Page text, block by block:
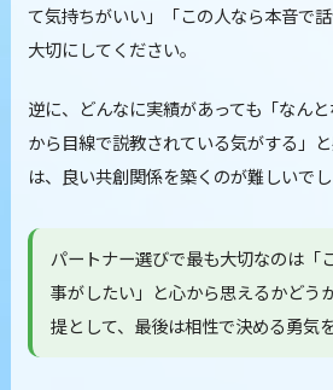
て気持ちがいい」「この人なら本音で
大切にしてください。
逆に、どんなに実績があっても「なん
から目線で説教されている気がする」
は、良い共創関係を築くのが難しいでし
パートナー選びで最も大切なのは「
事がしたい」と心から思えるかどう
提として、最後は相性で決める勇気